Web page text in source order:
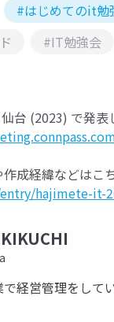
#はじめてのit勉
#IT勉強会
台 (2023) で発表
成経緯などはこち
hajimete-it-
経営管理をしてい